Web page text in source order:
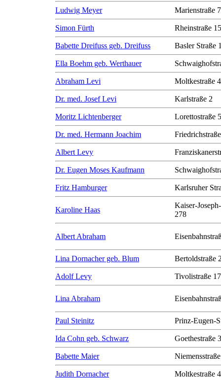
Ludwig Meyer Marienstraße 7
Simon Fürth Rheinstraße 15
Babette Dreifuss geb. Dreifuss Basler Straße
Ella Boehm geb. Werthauer
Abraham Levi Moltkestraße
Dr. med. Josef Levi Karlstraße 2
Moritz Lichtenberger Lorettostraße
Dr. med. Hermann Joachim
Albert Levy
Dr. Eugen Moses Kaufmann
Fritz Hamburger Karlsruher
Karoline Haas
Kaiser-
278
Albert Abraham
Lina Dornacher geb. Blum Bertoldstraße
Adolf Levy Tivolistraße 17
Lina Abraham
Paul Steinitz Prinz-Eugen-
Ida Cohn geb. Schwarz Goethestraße 3
Babette Maier
Judith Dornacher Moltkestraße